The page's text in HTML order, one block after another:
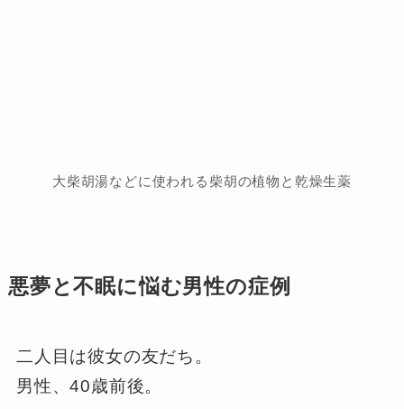
大柴胡湯などに使われる柴胡の植物と乾燥生薬
悪夢と不眠に悩む男性の症例
二人目は彼女の友だち。
男性、40歳前後。